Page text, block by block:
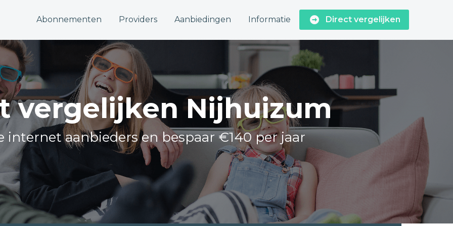
Abonnementen Providers Aanbiedingen Informatie Direct vergelijken
vergelijken Nijhuizum
internet aanbieders en bespaar €140 per jaar